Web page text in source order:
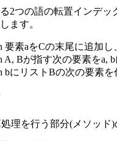
2つの語の転置インデ
ます。
要素aをCの末尾に追加
A, Bが指す次の要素をa,
bにリストBの次の要素を
理を行う部分(メソッド